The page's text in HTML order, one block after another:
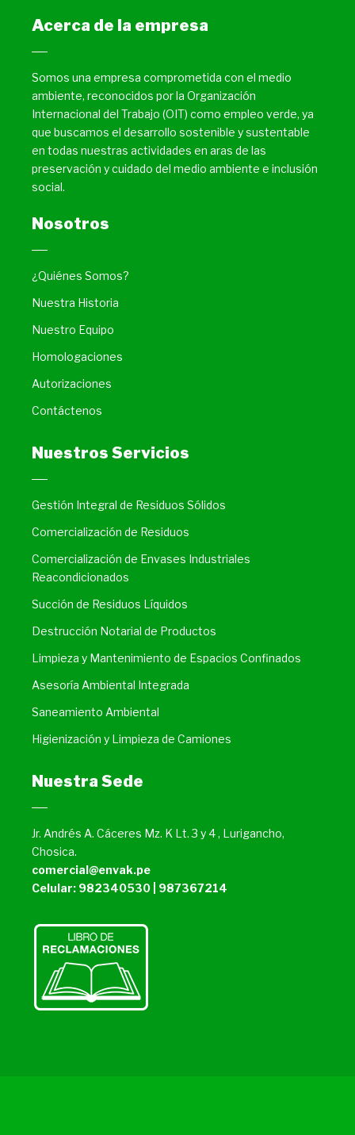
Acerca de la empresa
Somos una empresa comprometida con el medio
ambiente, reconocidos por la Organización
Internacional del Trabajo (OIT) como empleo verde, ya
que buscamos el desarrollo sostenible y sustentable
en todas nuestras actividades en aras de las
preservación y cuidado del medio ambiente e inclusión
social.
Nosotros
¿Quiénes Somos?
Nuestra Historia
Nuestro Equipo
Homologaciones
Autorizaciones
Contáctenos
Nuestros Servicios
Gestión Integral de Residuos Sólidos
Comercialización de Residuos
Comercialización de Envases Industriales
Reacondicionados
Succión de Residuos Líquidos
Destrucción Notarial de Productos
Limpieza y Mantenimiento de Espacios Confinados
Asesoría Ambiental Integrada
Saneamiento Ambiental
Higienización y Limpieza de Camiones
Nuestra Sede
Jr. Andrés A. Cáceres Mz. K Lt. 3 y 4 , Lurigancho,
Chosica.
comercial@envak.pe
Celular: 982340530 | 987367214